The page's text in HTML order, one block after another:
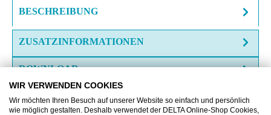
BESCHREIBUNG
ZUSATZINFORMATIONEN
DOWNLOAD
WIR VERWENDEN COOKIES
Wir möchten Ihren Besuch auf unserer Website so einfach und persönlich
wie möglich gestalten. Deshalb verwendet der DELTA Online-Shop Cookies,